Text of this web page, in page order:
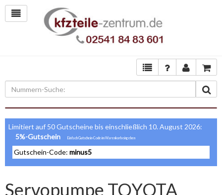
Limitiert auf 50 Gutscheine bis einschließlich 10. August 2026:
5%-Gutschein
Gutschein-Code: minus5
Servopumpe TOYOTA